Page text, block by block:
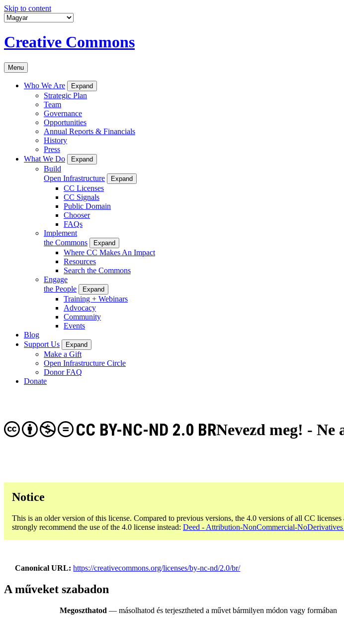
Skip to content
Creative Commons
Menu
Who We Are Expand
Strategic Plan
Team
Governance
Opportunities
Annual Reports & Financials
History
Press
What We Do
Expand
Build
Open Infrastructure
Expand
CC Licenses
CC Signals
Public Domain
Chooser
FAQs
Implement
the Commons
Expand
Where CC Makes An Impact
Resources
Search the Commons
Engage
the People
Expand
Training + Webinars
Advocacy
Community
Events
Blog
Support Us
Expand
Make a Gift
Open Infrastructure Circle
Donor FAQ
Donate
Nevezd meg! -
CC BY-NC-ND 2.0 BR
Notice
This is an older version of this license. Compared to previous versions, the 4.0 versions of all CC licenses
strongly recommend the use of the 4.0 license instead: Deed - Attribution-NonCommercial-
Canonical URL https://creativecommons.org/licenses/by-nc-nd/2.0/br/
A műveket szabadon
Megoszthatod — másolhatod és terjesztheted a művet bármilyen módon vagy formában